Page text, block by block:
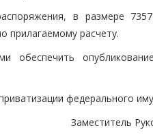
в размере
прилагаемому расчету.
обеспечить
федерального
Заместитель